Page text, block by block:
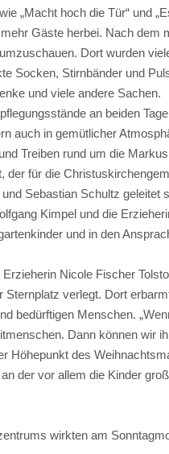
„Macht hoch die Tür“ und
Gäste herbei. Nach dem
Dort wurden
Socken, Stirnbänder und
und viele andere Sachen.
an beiden
auch in gemütlicher
Treiben rund um die
der für die
Sebastian Schultz
Kimpel und die
und in den
Nicole Fischer
Sternplatz verlegt. Dort
bedürftigen Menschen.
Dann können wir
Höhepunkt des
der vor allem die Kinder
wirkten am